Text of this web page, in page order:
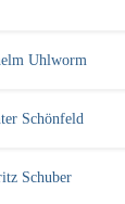
Uhlworm
Schönfeld
Schuber